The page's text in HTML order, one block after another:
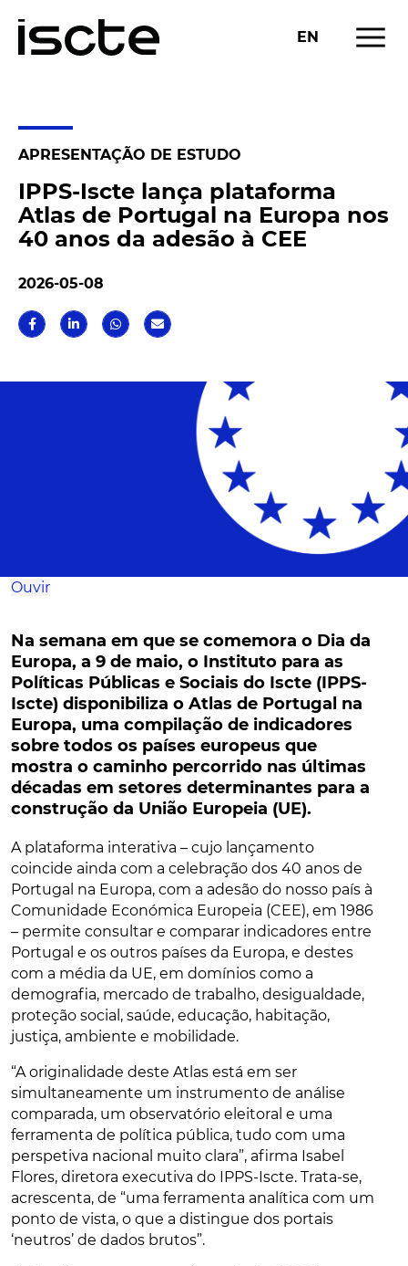
EN menu
APRESENTAÇÃO DE ESTUDO
IPPS-Iscte lança plataforma
Atlas de Portugal na Europa nos
40 anos da adesão à CEE
2026-05-08
Ouvir
Na semana em que se comemora o Dia da
Europa, a 9 de maio, o Instituto para as
Políticas Públicas e Sociais do Iscte (IPPS-
Iscte) disponibiliza o Atlas de Portugal na
Europa, uma compilação de indicadores
sobre todos os países europeus que
mostra o caminho percorrido nas últimas
décadas em setores determinantes para a
construção da União Europeia (UE).
A plataforma interativa – cujo lançamento
coincide ainda com a celebração dos 40 anos de
Portugal na Europa, com a adesão do nosso país à
Comunidade Económica Europeia (CEE), em 1986
– permite consultar e comparar indicadores entre
Portugal e os outros países da Europa, e destes
com a média da UE, em domínios como a
demografia, mercado de trabalho, desigualdade,
proteção social, saúde, educação, habitação,
justiça, ambiente e mobilidade.
“A originalidade deste Atlas está em ser
simultaneamente um instrumento de análise
comparada, um observatório eleitoral e uma
ferramenta de política pública, tudo com uma
perspetiva nacional muito clara”, afirma Isabel
Flores, diretora executiva do IPPS-Iscte. Trata-se,
acrescenta, de “uma ferramenta analítica com um
ponto de vista, o que a distingue dos portais
‘neutros’ de dados brutos”.